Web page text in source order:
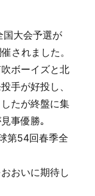
大会予選が
されました。
ボーイズと北
手が好投し、
たが終盤に集
事優勝｡
第54回春季全
おいに期待し